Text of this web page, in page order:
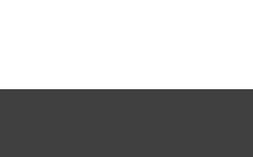
Teams und mehr als 30 F&E-Mitarbeiter.
& E-Personal verfügt über eine große
mit mehr als 10 Jahren F & E-Erfahrung
stammen von einem